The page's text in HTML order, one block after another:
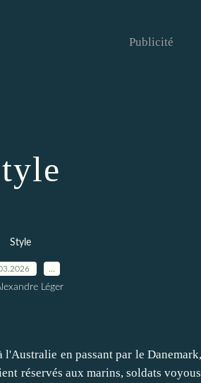
Publicité
Style
Léger
en passant par le
réservés aux marins, soldats